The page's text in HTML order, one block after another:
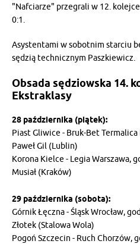
"Nafciarze" przegrali w 12.
0:1.
Asystentami w sobotnim starciu
sędzią technicznym Paszkiewicz.
Obsada sędziowska 14.
Ekstraklasy
28 października (piątek):
Piast Gliwice - Bruk-Bet
Paweł Gil (Lublin)
Korona Kielce - Legia Warszawa,
Musiał (Kraków)
29 października (sobota):
Górnik Łęczna - Śląsk Wrocław,
Złotek (Stalowa Wola)
Pogoń Szczecin - Ruch Chorzów,